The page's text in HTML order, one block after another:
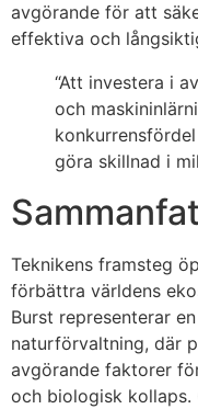
avgörande för att
effektiva och
“Att investera i
och
göra skillnad i
Teknikens framsteg
förbättra världens
Burst representerar
naturförvaltning, där
avgörande faktorer
och biologisk